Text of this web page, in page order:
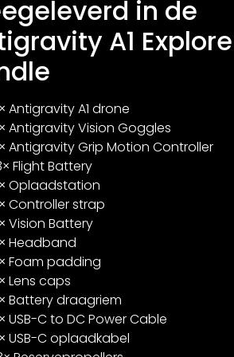
in de
A1
Antigravity A1 drone
Antigravity Vision Goggles
Antigravity Grip Motion Controller
Flight Battery
Oplaadstation
Controller strap
Vision Battery
Headband
Foam padding
Lens caps
Battery draagriem
USB-C to DC Power Cable
USB-C oplaadkabel